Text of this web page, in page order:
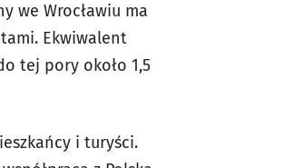
we Wrocławiu ma
Ekwiwalent
tej pory około 1,5
i turyści.